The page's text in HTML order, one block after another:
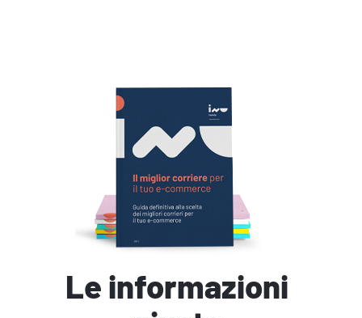
Le informazioni